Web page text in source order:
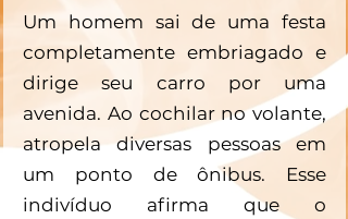
Um homem sai de uma festa
completamente embriagado e
dirige seu carro por uma
avenida. Ao cochilar no volante,
atropela diversas pessoas em
um ponto de ônibus. Esse
indivíduo afirma que o